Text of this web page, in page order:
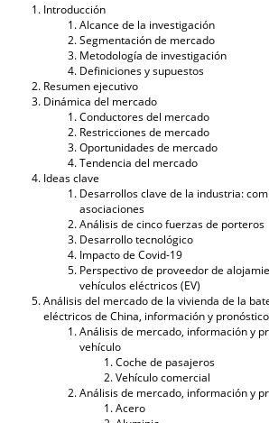
Introducción
Alcance de la investigación
Segmentación de mercado
Metodología de investigación
Definiciones y supuestos
Resumen ejecutivo
Dinámica del mercado
Conductores del mercado
Restricciones de mercado
Oportunidades de mercado
Tendencia del mercado
Ideas clave
Desarrollos clave de la industria:
asociaciones
Análisis de cinco fuerzas de porteros
Desarrollo tecnológico
Impacto de Covid-19
Perspectivo de proveedor de
vehículos eléctricos (EV)
Análisis del mercado de la vivienda de la
eléctricos de China, información y
Análisis de mercado, información y
vehículo
Coche de pasajeros
Vehículo comercial
Análisis de mercado, información y
Acero